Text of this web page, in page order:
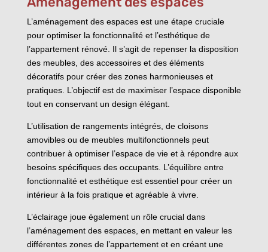
L’aménagement des espaces est une étape cruciale
pour optimiser la fonctionnalité et l’esthétique de
l’appartement rénové. Il s’agit de repenser la disposition
des meubles, des accessoires et des éléments
décoratifs pour créer des zones harmonieuses et
pratiques. L’objectif est de maximiser l’espace disponible
tout en conservant un design élégant.
L’utilisation de rangements intégrés, de cloisons
amovibles ou de meubles multifonctionnels peut
contribuer à optimiser l’espace de vie et à répondre aux
besoins spécifiques des occupants. L’équilibre entre
fonctionnalité et esthétique est essentiel pour créer un
intérieur à la fois pratique et agréable à vivre.
L’éclairage joue également un rôle crucial dans
l’aménagement des espaces, en mettant en valeur les
différentes zones de l’appartement et en créant une